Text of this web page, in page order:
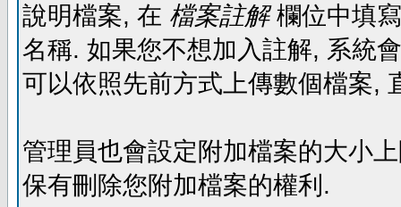
說明檔案, 在 檔案註解欄位中填
名稱. 如果您不想加入註解, 系統
可以依照先前方式上傳數個檔案,
管理員也會設定附加檔案的大小
保有刪除您附加檔案的權利.